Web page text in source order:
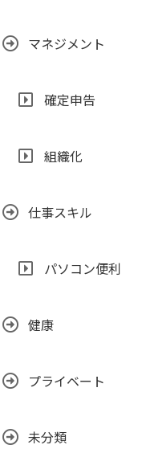
マネジメント
確定申告
組織化
仕事スキル
パソコン便利
健康
プライベート
未分類